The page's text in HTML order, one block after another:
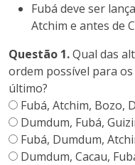
Fubá deve ser
Atchim e antes de
Questão 1.Qual das
ordem possível para
último?
Fubá, Atchim, Bozo,
Dumdum, Fubá,
Fubá, Dumdum,
Dumdum, Cacau,